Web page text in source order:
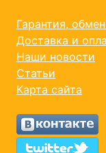
Гарантия,
Доставка и
Наши новости
Статьи
Карта сайта